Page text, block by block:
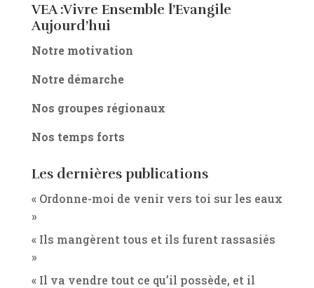
VEA :Vivre Ensemble l’Evangile
Aujourd’hui
Notre motivation
Notre démarche
Nos groupes régionaux
Nos temps forts
Les dernières publications
« Ordonne-moi de venir vers toi sur les eaux
»
« Ils mangèrent tous et ils furent rassasiés
»
« Il va vendre tout ce qu’il possède, et il